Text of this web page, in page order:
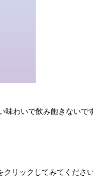
味わいで飲み飽きないで
リックしてみてくださ